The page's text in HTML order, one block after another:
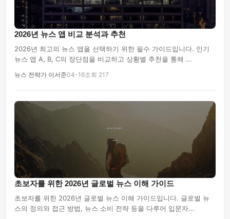
2026년 뉴스 앱 비교 분석과 추천
2026년 최고의 뉴스 앱을 선택하기 위한 필수 가이드입니다. 인기
뉴스 앱 A, B, C의 장단점을 비교하고 상황별 추천을 통해 ...
뉴스 전략가 이서준04-16조회 217
초보자를 위한 2026년 글로벌 뉴스 이해 가이드
초보자를 위한 2026년 글로벌 뉴스 이해 가이드입니다. 글로벌 뉴
스의 정의와 접근 방법, 뉴스 소비 전략 등을 다루어 입문자...